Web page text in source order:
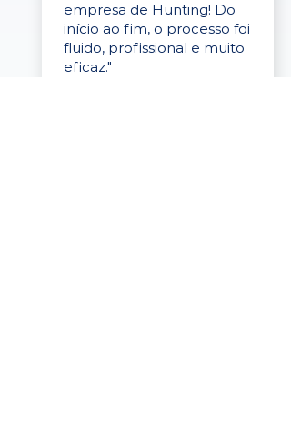
empresa de Hunting! Do
início ao fim, o processo foi
fluido, profissional e muito
eficaz."